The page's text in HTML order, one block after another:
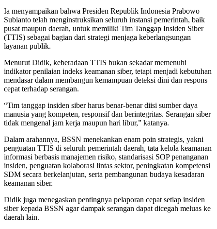
Ia menyampaikan bahwa Presiden Republik Indonesia Prabowo
Subianto telah menginstruksikan seluruh instansi pemerintah, baik
pusat maupun daerah, untuk memiliki Tim Tanggap Insiden Siber
(TTIS) sebagai bagian dari strategi menjaga keberlangsungan
layanan publik.
Menurut Didik, keberadaan TTIS bukan sekadar memenuhi
indikator penilaian indeks keamanan siber, tetapi menjadi kebutuhan
mendasar dalam membangun kemampuan deteksi dini dan respons
cepat terhadap serangan.
“Tim tanggap insiden siber harus benar-benar diisi sumber daya
manusia yang kompeten, responsif dan berintegritas. Serangan siber
tidak mengenal jam kerja maupun hari libur,” katanya.
Dalam arahannya, BSSN menekankan enam poin strategis, yakni
penguatan TTIS di seluruh pemerintah daerah, tata kelola keamanan
informasi berbasis manajemen risiko, standarisasi SOP penanganan
insiden, penguatan kolaborasi lintas sektor, peningkatan kompetensi
SDM secara berkelanjutan, serta pembangunan budaya kesadaran
keamanan siber.
Didik juga menegaskan pentingnya pelaporan cepat setiap insiden
siber kepada BSSN agar dampak serangan dapat dicegah meluas ke
daerah lain.